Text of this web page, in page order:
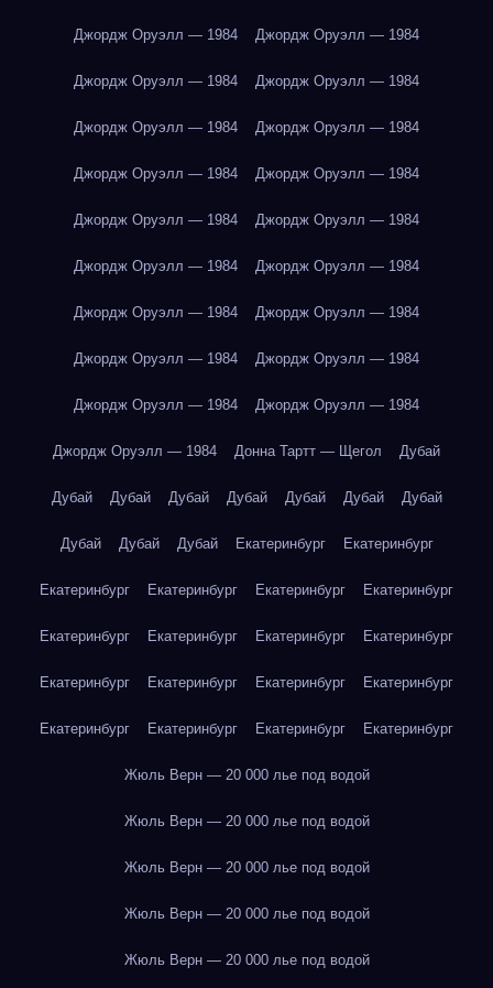
Джордж Оруэлл — 1984 Джордж Оруэлл — 1984
Джордж Оруэлл — 1984 Джордж Оруэлл — 1984
Джордж Оруэлл — 1984 Джордж Оруэлл — 1984
Джордж Оруэлл — 1984 Джордж Оруэлл — 1984
Джордж Оруэлл — 1984 Джордж Оруэлл — 1984
Джордж Оруэлл — 1984 Джордж Оруэлл — 1984
Джордж Оруэлл — 1984 Джордж Оруэлл — 1984
Джордж Оруэлл — 1984 Джордж Оруэлл — 1984
Джордж Оруэлл — 1984 Джордж Оруэлл — 1984
Джордж Оруэлл — 1984 Донна Тартт — Щегол Дубай
Дубай Дубай Дубай Дубай Дубай Дубай Дубай
Дубай Дубай Дубай Екатеринбург Екатеринбург
Екатеринбург Екатеринбург Екатеринбург Екатеринбург
Екатеринбург Екатеринбург Екатеринбург Екатеринбург
Екатеринбург Екатеринбург Екатеринбург Екатеринбург
Екатеринбург Екатеринбург Екатеринбург Екатеринбург
Жюль Верн — 20 000 лье под водой
Жюль Верн — 20 000 лье под водой
Жюль Верн — 20 000 лье под водой
Жюль Верн — 20 000 лье под водой
Жюль Верн — 20 000 лье под водой